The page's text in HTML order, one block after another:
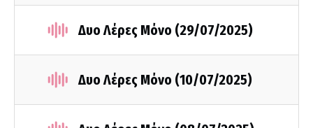
Δυο Λέρες Μόνο (29/07/2025)
Δυο Λέρες Μόνο (10/07/2025)